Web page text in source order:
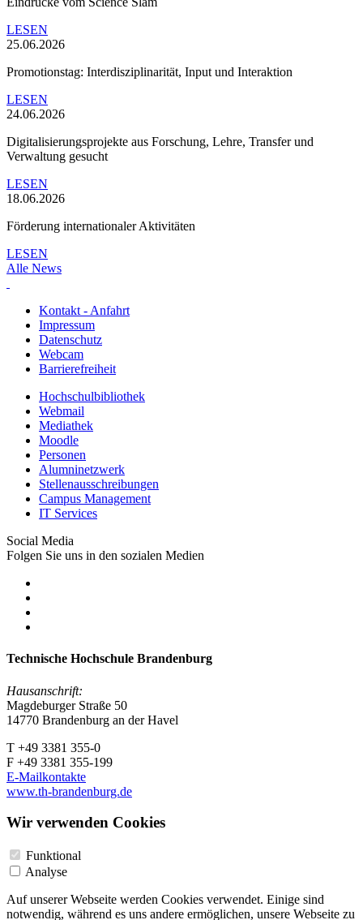
LESEN
25.06.2026
Promotionstag: Interdisziplinarität, Input und Interaktion
LESEN
24.06.2026
Digitalisierungsprojekte aus Forschung, Lehre, Transfer und
Verwaltung gesucht
LESEN
18.06.2026
Förderung internationaler Aktivitäten
LESEN
Alle News
Kontakt - Anfahrt
Impressum
Datenschutz
Webcam
Barrierefreiheit
Hochschulbibliothek
Webmail
Mediathek
Moodle
Personen
Alumninetzwerk
Stellenausschreibungen
Campus Management
IT Services
Social Media
Folgen Sie uns in den sozialen Medien
Technische Hochschule Brandenburg
Hausanschrift:
Magdeburger Straße 50
14770 Brandenburg an der Havel
T +49 3381 355-0
F +49 3381 355-199
E-Mailkontakte
www.th-brandenburg.de
Wir verwenden Cookies
Funktional
Analyse
Auf unserer Webseite werden Cookies verwendet. Einige sind
notwendig, während es uns andere ermöglichen, unsere Webseite zu